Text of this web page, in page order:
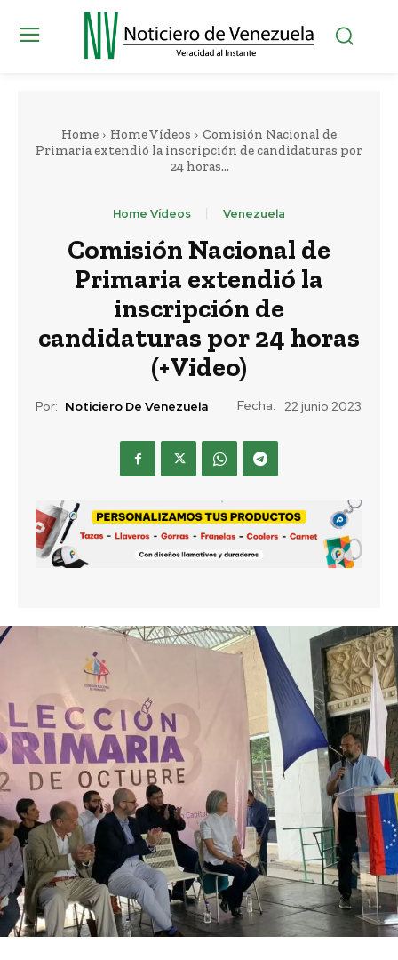
Home Home Vídeos
Comisión Nacional de
Primaria extendió la inscripción de candidaturas por
24 horas...
Home Vídeos Venezuela
Comisión Nacional de
Primaria extendió la
inscripción de
candidaturas por 24 horas
(+Video)
Por: Noticiero De Venezuela Fecha: 22 junio 2023